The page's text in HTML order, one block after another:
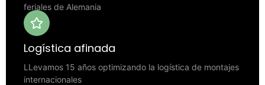
feriales de Alemania
Logística afinada
LLevamos 15 años optimizando la logística de montajes
internacionales